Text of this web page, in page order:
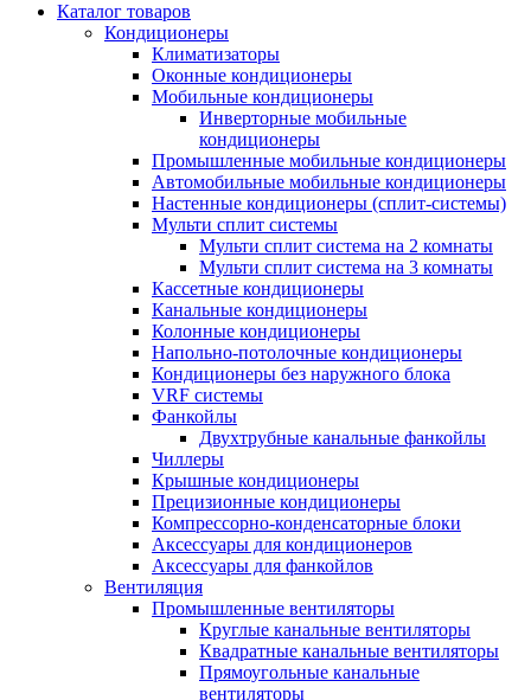
Каталог товаров
Кондиционеры
Климатизаторы
Оконные кондиционеры
Мобильные кондиционеры
Инверторные мобильные
кондиционеры
Промышленные мобильные кондиционеры
Автомобильные мобильные кондиционеры
Настенные кондиционеры (сплит-системы)
Мульти сплит системы
Мульти сплит система на 2 комнаты
Мульти сплит система на 3 комнаты
Кассетные кондиционеры
Канальные кондиционеры
Колонные кондиционеры
Напольно-потолочные кондиционеры
Кондиционеры без наружного блока
VRF системы
Фанкойлы
Двухтрубные канальные фанкойлы
Чиллеры
Крышные кондиционеры
Прецизионные кондиционеры
Компрессорно-конденсаторные блоки
Аксессуары для кондиционеров
Аксессуары для фанкойлов
Вентиляция
Промышленные вентиляторы
Круглые канальные вентиляторы
Квадратные канальные вентиляторы
Прямоугольные канальные
вентиляторы